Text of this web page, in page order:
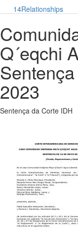
14Relationships
Q´eqchi
2023
Sentença da Corte IDH